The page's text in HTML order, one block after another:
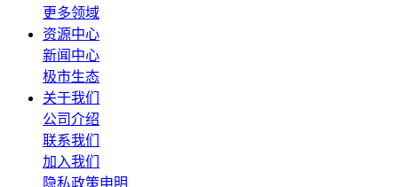
更多领域
资源中心
新闻中心
极市生态
关于我们
公司介绍
联系我们
加入我们
隐私政策申明